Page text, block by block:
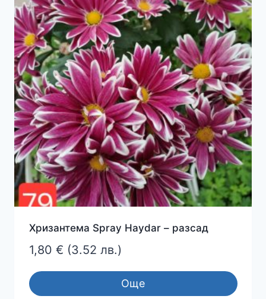
Хризантема Spray Haydar – разсад
1,80 € (3.52 лв.)
Още